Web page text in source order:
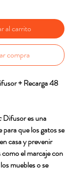
al carrito
compra
+ Recarga 48
Difusor es una
que los gatos se
casa y prevenir
el marcaje con
muebles o se